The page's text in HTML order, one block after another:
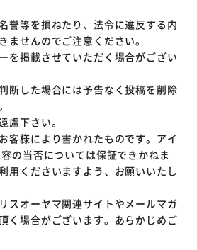
誉等を損ねたり、法令に違反する内
ませんのでご注意ください。
を掲載させていただく場合がござい
断した場合には予告なく投稿を削除
慮下さい。
客様により書かれたものです。アイ
の当否については保証できかねま
用くださいますよう、お願いいたし
スオーヤマ関連サイトやメールマガ
く場合がございます。あらかじめご